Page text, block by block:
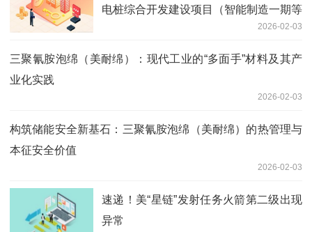
电桩综合开发建设项目（智能制造一期等
2个园区）设计和施工一体化项目交易公
告_新消息
2026-02-03
三聚氰胺泡绵（美耐绵）：现代工业的“多面手”材料及其产
业化实践
2026-02-03
构筑储能安全新基石：三聚氰胺泡绵（美耐绵）的热管理与
本征安全价值
2026-02-03
速递！美“星链”发射任务火箭第二级出现
异常